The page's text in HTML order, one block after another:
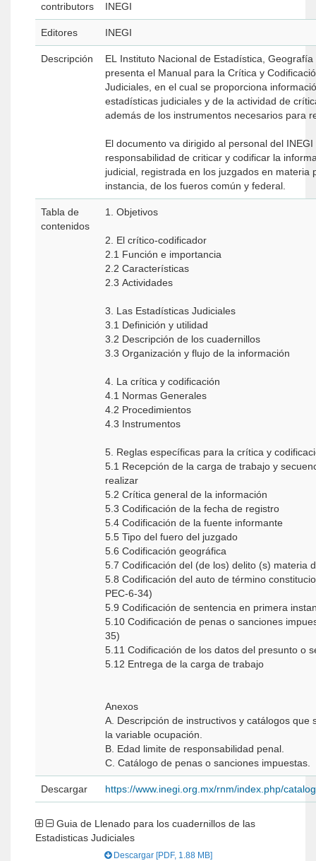
contributors INEGI
Editores INEGI
Descripción
EL Instituto Nacional de Estadística,
presenta el Manual para la Crítica y
Judiciales, en el cual se proporciona
estadísticas judiciales y de la actividad de
además de los instrumentos necesarios para
El documento va dirigido al personal del
responsabilidad de criticar y codificar la
judicial, registrada en los juzgados en materia
instancia, de los fueros común y federal.
Tabla de
contenidos
1. Objetivos
2. El crítico-codificador
2.1 Función e importancia
2.2 Características
2.3 Actividades
3. Las Estadísticas Judiciales
3.1 Definición y utilidad
3.2 Descripción de los cuadernillos
3.3 Organización y flujo de la información
4. La crítica y codificación
4.1 Normas Generales
4.2 Procedimientos
4.3 Instrumentos
5. Reglas específicas para la crítica y
5.1 Recepción de la carga de trabajo y secuencia de actividades a
realizar
5.2 Crítica general de la información
5.3 Codificación de la fecha de registro
5.4 Codificación de la fuente informante
5.5 Tipo del fuero del juzgado
5.6 Codificación geográfica
5.7 Codificación del (de los) delito (s) materia
5.8 Codificación del auto de término constitucional dictado (forma
PEC-6-34)
5.9 Codificación de sentencia en primera
5.10 Codificación de penas o sanciones
35)
5.11 Codificación de los datos del presunto o
5.12 Entrega de la carga de trabajo
Anexos
A. Descripción de instructivos y catálogos que
la variable ocupación.
B. Edad limite de responsabilidad penal.
C. Catálogo de penas o sanciones impuestas.
Descargar https://www.inegi.org.mx/rnm/index.php/
Estadisticas Judiciales
Descargar [PDF, 1.88 MB]